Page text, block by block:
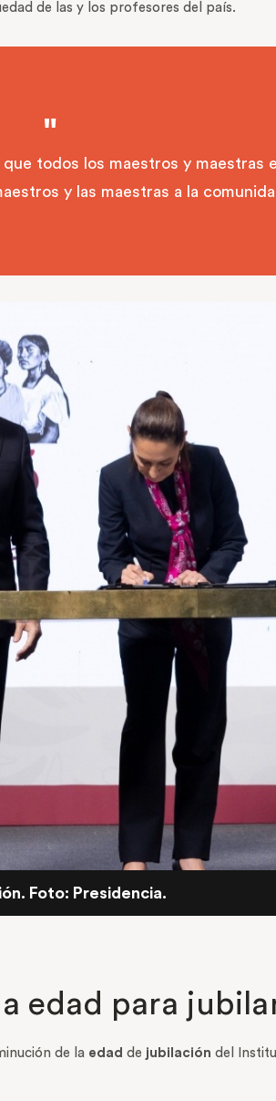
de las y los profesores del país.
todos los maestros y maestras
y las maestras a la
Foto: Presidencia.
edad para
de la edad de jubilación del